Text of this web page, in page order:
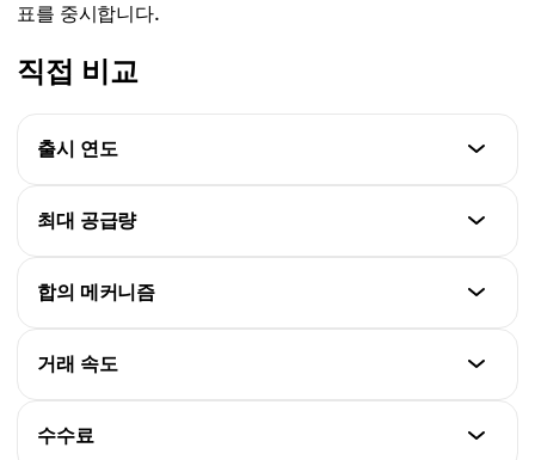
표를 중시합니다.
직접 비교
출시 연도
솔라나
카르다노
최대 공급량
솔라나
카르다노
합의 메커니즘
솔라나
카르다노
거래 속도
솔라나
수수료